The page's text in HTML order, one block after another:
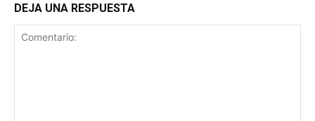
DEJA UNA RESPUESTA